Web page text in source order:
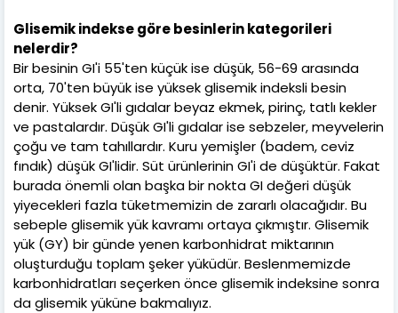
Glisemik indekse göre besinlerin kategorileri
nelerdir?
Bir besinin GI'i 55'ten küçük ise düşük, 56-69 arasında
orta, 70'ten büyük ise yüksek glisemik indeksli besin
denir. Yüksek GI'li gıdalar beyaz ekmek, pirinç, tatlı kekler
ve pastalardır. Düşük GI'li gıdalar ise sebzeler, meyvelerin
çoğu ve tam tahıllardır. Kuru yemişler (badem, ceviz
fındık) düşük GI'lidir. Süt ürünlerinin GI'i de düşüktür. Fakat
burada önemli olan başka bir nokta GI değeri düşük
yiyecekleri fazla tüketmemizin de zararlı olacağıdır. Bu
sebeple glisemik yük kavramı ortaya çıkmıştır. Glisemik
yük (GY) bir günde yenen karbonhidrat miktarının
oluşturduğu toplam şeker yüküdür. Beslenmemizde
karbonhidratları seçerken önce glisemik indeksine sonra
da glisemik yüküne bakmalıyız.